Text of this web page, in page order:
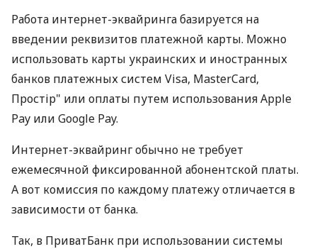
Работа интернет-эквайринга базируется на
введении реквизитов платежной карты. Можно
использовать карты украинских и иностранных
банков платежных систем Visa, MasterCard,
Простір" или оплаты путем использования Apple
Pay или Google Pay.
Интернет-эквайринг обычно не требует
ежемесячной фиксированной абонентской платы.
А вот комиссия по каждому платежу отличается в
зависимости от банка.
Так, в ПриватБанк при использовании системы